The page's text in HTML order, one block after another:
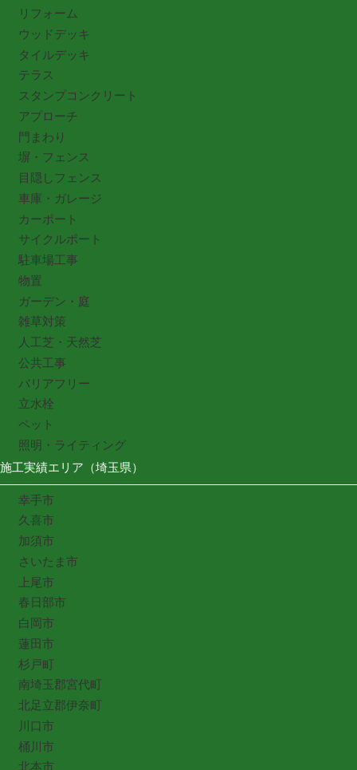
リフォーム
ウッドデッキ
タイルデッキ
テラス
スタンプコンクリート
アプローチ
門まわり
塀・フェンス
目隠しフェンス
車庫・ガレージ
カーポート
サイクルポート
駐車場工事
物置
ガーデン・庭
雑草対策
人工芝・天然芝
公共工事
バリアフリー
立水栓
ペット
照明・ライティング
施工実績エリア（埼玉県）
幸手市
久喜市
加須市
さいたま市
上尾市
春日部市
白岡市
蓮田市
杉戸町
南埼玉郡宮代町
北足立郡伊奈町
川口市
桶川市
北本市